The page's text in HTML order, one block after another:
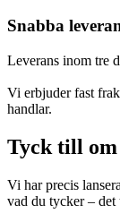
Snabba
Leverans inom tre
Vi erbjuder fast
handlar.
Tyck till om
Vi har precis
vad du tycker – det